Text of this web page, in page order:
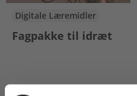
Digitale Læremidler
Fagpakke til idræt